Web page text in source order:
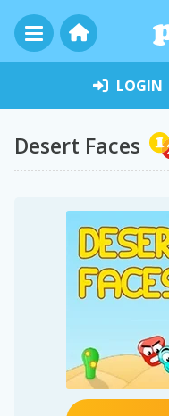
LOGIN
Desert Faces